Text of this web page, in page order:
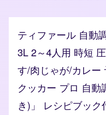
ティファール 自動
3L 2～4人用 時短
す/肉じゃが/カレー
クッカー プロ 自
き)」 レシピブック